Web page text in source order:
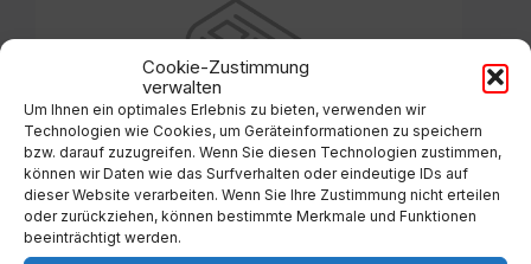
Cookie-Zustimmung
verwalten
Um Ihnen ein optimales Erlebnis zu bieten, verwenden wir
Technologien wie Cookies, um Geräteinformationen zu speichern
bzw. darauf zuzugreifen. Wenn Sie diesen Technologien zustimmen,
können wir Daten wie das Surfverhalten oder eindeutige IDs auf
dieser Website verarbeiten. Wenn Sie Ihre Zustimmung nicht erteilen
oder zurückziehen, können bestimmte Merkmale und Funktionen
beeinträchtigt werden.
ALLGEMEIN
Müllsackzuteilung wurde eingestellt
11. Dezember 2023